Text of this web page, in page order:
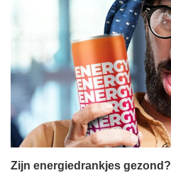
Zijn energiedrankjes gezond?